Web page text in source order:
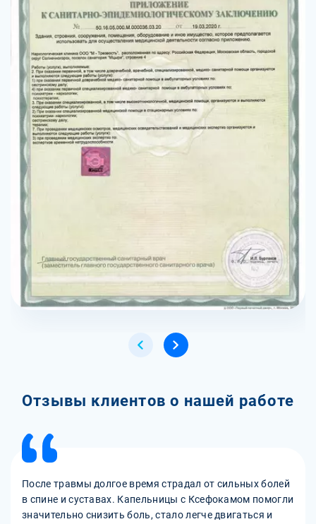
Отзывы клиентов о нашей работе
После травмы долгое время страдал от сильных болей
в спине и суставах. Капельницы с Ксефокамом помогли
значительно снизить боль, стало легче двигаться и